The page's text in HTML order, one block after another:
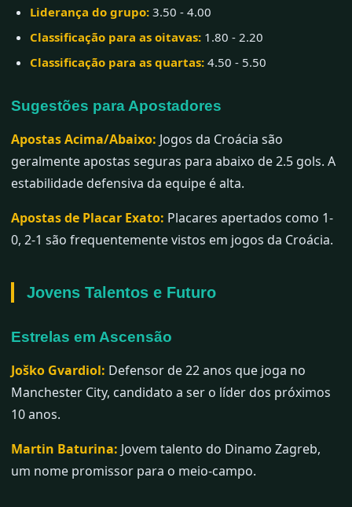
Liderança do grupo: 3.50 - 4.00
Classificação para as oitavas: 1.80 - 2.20
Classificação para as quartas: 4.50 - 5.50
Sugestões para Apostadores
Apostas Acima/Abaixo: Jogos da Croácia são
geralmente apostas seguras para abaixo de 2.5 gols. A
estabilidade defensiva da equipe é alta.
Apostas de Placar Exato: Placares apertados como 1-
0, 2-1 são frequentemente vistos em jogos da Croácia.
Jovens Talentos e Futuro
Estrelas em Ascensão
Joško Gvardiol: Defensor de 22 anos que joga no
Manchester City, candidato a ser o líder dos próximos
10 anos.
Martin Baturina: Jovem talento do Dinamo Zagreb,
um nome promissor para o meio-campo.